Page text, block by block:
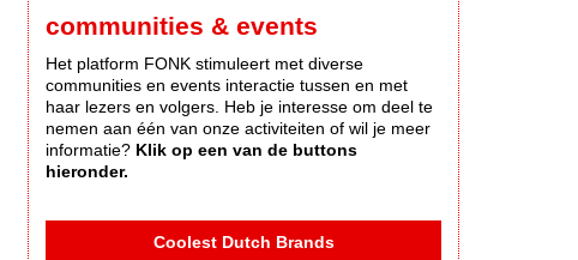
communities & events
Het platform FONK stimuleert met diverse
communities en events interactie tussen en met
haar lezers en volgers. Heb je interesse om deel te
nemen aan één van onze activiteiten of wil je meer
informatie? Klik op een van de buttons
hieronder.
Coolest Dutch Brands